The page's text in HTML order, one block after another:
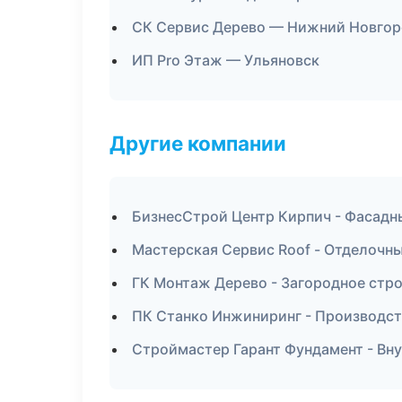
СК Сервис Дерево — Нижний
ИП Pro Этаж — Ульяновск
Другие компании
БизнесСтрой Центр Кирпич -
Мастерская Сервис Roof -
ГК Монтаж Дерево - Загородное
ПК Станко Инжиниринг -
Строймастер Гарант Фундамент -